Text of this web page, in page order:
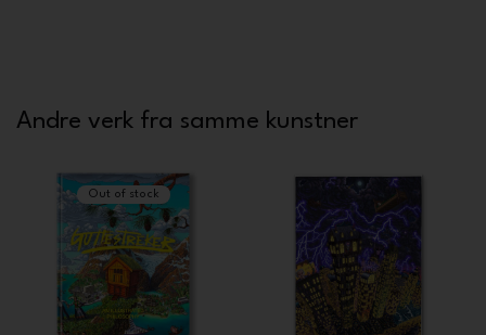
Andre verk fra samme kunstner
Out of stock